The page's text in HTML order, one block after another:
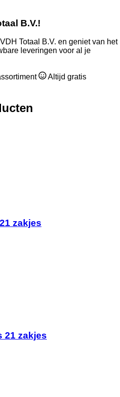
B.V.!
Totaal B.V. en geniet van het
leveringen voor al je
Altijd gratis
zakjes
21 zakjes